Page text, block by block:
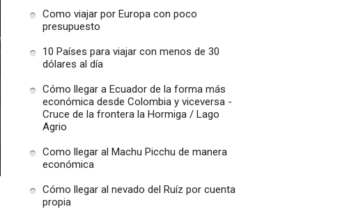
Como viajar por Europa con poco
presupuesto
10 Países para viajar con menos de 30
dólares al día
Cómo llegar a Ecuador de la forma más
económica desde Colombia y viceversa -
Cruce de la frontera la Hormiga / Lago
Agrio
Como llegar al Machu Picchu de manera
económica
Cómo llegar al nevado del Ruíz por cuenta
propia